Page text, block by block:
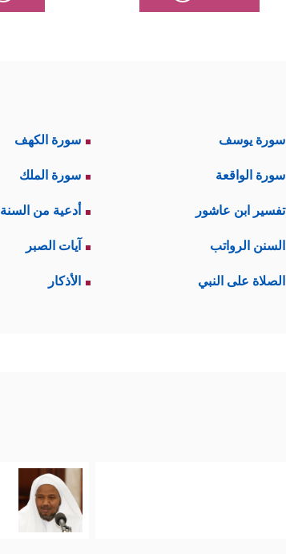
سورة يوسف سورة الكهف
سورة الواقعة سورة الملك
تفسير ابن عاشور أدعية من السنة
السنن الرواتب آيات الصبر
الصلاة على النبي الأذكار